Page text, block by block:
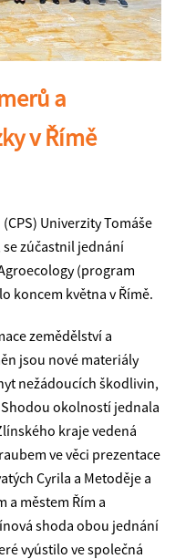
a
v Římě
(CPS) Univerzity Tomáše
zúčastnil jednání
(program
koncem května v Římě.
zemědělství a
jsou nové materiály
nežádoucích škodlivin,
okolností jednala
kraje vedená
ve věci prezentace
Cyrila a Metoděje a
a městem Řím a
shoda obou jednání
vyústilo ve společná